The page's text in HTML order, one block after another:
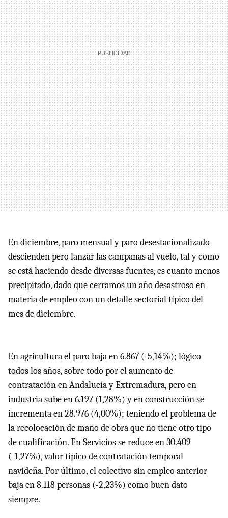
En diciembre, paro mensual y paro desestacionalizado
descienden pero lanzar las campanas al vuelo, tal y como
se está haciendo desde diversas fuentes, es cuanto menos
precipitado, dado que cerramos un año desastroso en
materia de empleo con un detalle sectorial típico del
mes de diciembre.
En agricultura el paro baja en 6.867 (-5,14%); lógico
todos los años, sobre todo por el aumento de
contratación en Andalucía y Extremadura, pero en
industria sube en 6.197 (1,28%) y en construcción se
incrementa en 28.976 (4,00%); teniendo el problema de
la recolocación de mano de obra que no tiene otro tipo
de cualificación. En Servicios se reduce en 30.409
(-1,27%), valor típico de contratación temporal
navideña. Por último, el colectivo sin empleo anterior
baja en 8.118 personas (-2,23%) como buen dato
siempre.